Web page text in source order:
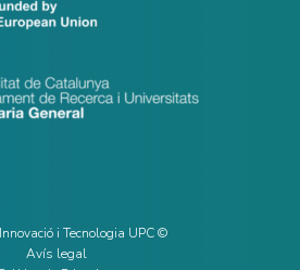
i Tecnologia UPC ©
Avís legal